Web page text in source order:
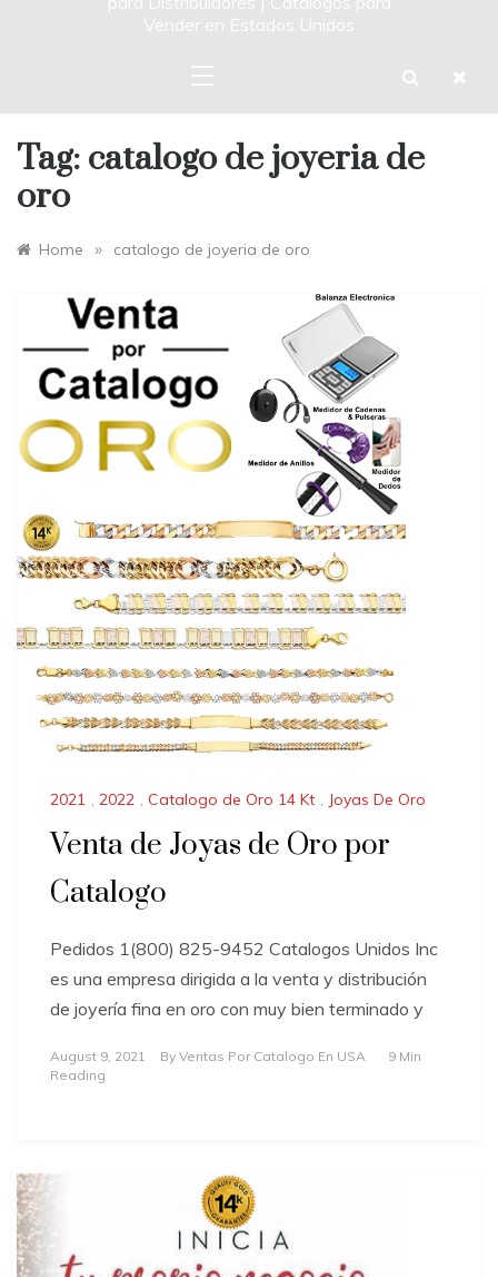
Vender en Estados Unidos
Tag: catalogo de joyeria de
oro
Home » catalogo de joyeria de oro
2021 , 2022 , Catalogo de Oro 14 Kt , Joyas De Oro
Venta de Joyas de Oro por
Catalogo
Pedidos 1(800) 825-9452 Catalogos Unidos Inc
es una empresa dirigida a la venta y distribución
de joyería fina en oro con muy bien terminado y
August 9, 2021 By Ventas Por Catalogo En USA
9 Min
Reading